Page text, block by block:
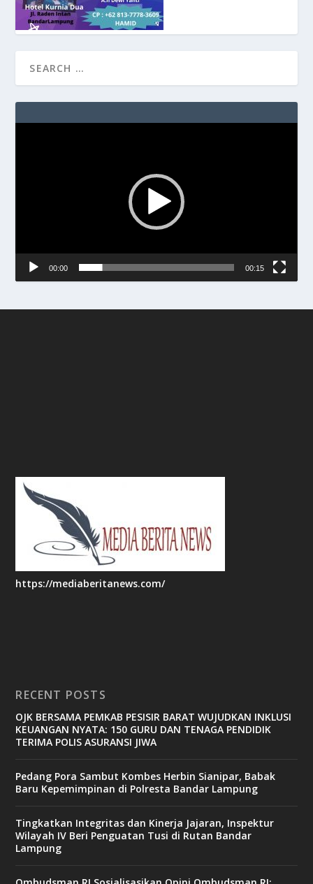
00:00 00:15
https://mediaberitanews.com/
RECENT POSTS
OJK BERSAMA PEMKAB PESISIR BARAT WUJUDKAN INKLUSI
KEUANGAN NYATA: 150 GURU DAN TENAGA PENDIDIK
TERIMA POLIS ASURANSI JIWA
Pedang Pora Sambut Kombes Herbin Sianipar, Babak
Baru Kepemimpinan di Polresta Bandar Lampung
Tingkatkan Integritas dan Kinerja Jajaran, Inspektur
Wilayah IV Beri Penguatan Tusi di Rutan Bandar
Lampung